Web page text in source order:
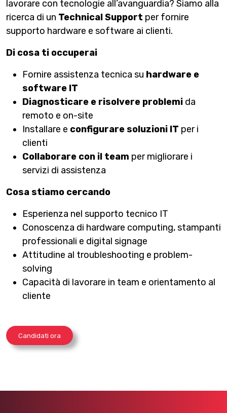
lavorare con tecnologie all’avanguardia? Siamo alla
ricerca di un Technical Support per fornire
supporto hardware e software ai clienti.
Di cosa ti occuperai
Fornire assistenza tecnica su hardware e
software IT
Diagnosticare e risolvere problemi da
remoto e on-site
Installare e configurare soluzioni IT per i
clienti
Collaborare con il team per migliorare i
servizi di assistenza
Cosa stiamo cercando
Esperienza nel supporto tecnico IT
Conoscenza di hardware computing, stampanti
professionali e digital signage
Attitudine al troubleshooting e problem-
solving
Capacità di lavorare in team e orientamento al
cliente
Candidati ora